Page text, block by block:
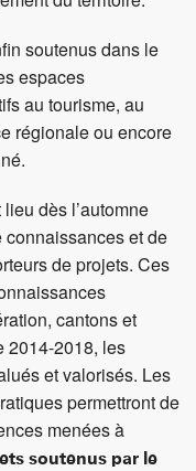
soutenus dans le
espaces
au tourisme, au
régionale ou encore
dès l’automne
connaissances et de
de projets. Ces
cantons et
2014-2018, les
et valorisés. Les
permettront de
menées à
soutenus par le